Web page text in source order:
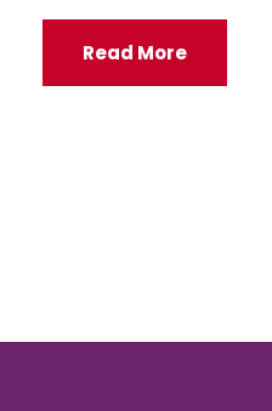
Read More